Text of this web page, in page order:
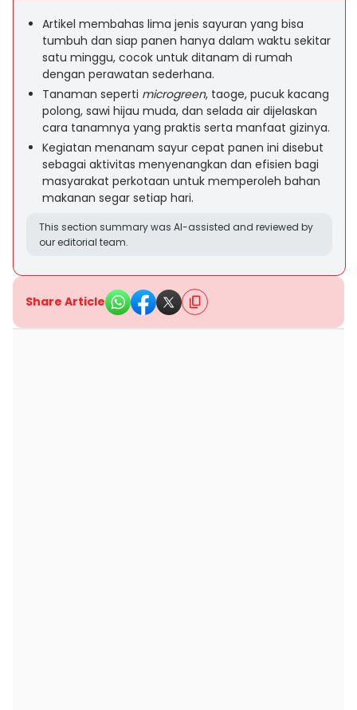
Artikel membahas lima jenis sayuran yang bisa
tumbuh dan siap panen hanya dalam waktu sekitar
satu minggu, cocok untuk ditanam di rumah
dengan perawatan sederhana.
Tanaman seperti microgreen, taoge, pucuk kacang
polong, sawi hijau muda, dan selada air dijelaskan
cara tanamnya yang praktis serta manfaat gizinya.
Kegiatan menanam sayur cepat panen ini disebut
sebagai aktivitas menyenangkan dan efisien bagi
masyarakat perkotaan untuk memperoleh bahan
makanan segar setiap hari.
This section summary was AI-assisted and reviewed by
our editorial team.
Share Article